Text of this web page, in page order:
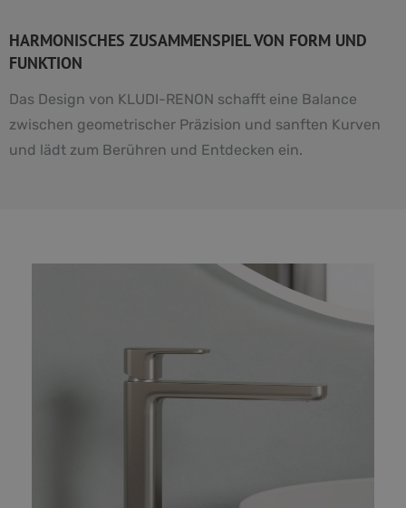
HARMONISCHES ZUSAMMENSPIEL VON FORM UND
FUNKTION
Das Design von KLUDI-RENON schafft eine Balance
zwischen geometrischer Präzision und sanften Kurven
und lädt zum Berühren und Entdecken ein.